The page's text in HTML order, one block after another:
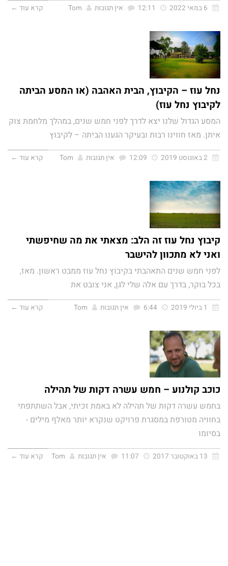
אין תגובות Tom קרא עוד ←
נחל עוז – הקיבוץ, הבית האהבה (או המסע הביתה
לקיבוץ נחל עוז)
המסע הגדול שלנו יצא לדרך לפני חמש שנים, במהלך מלחמת צוק
איתן. מאז חווינו רבות ובעיקר הגענו הביתה – לקיבוץ
אין תגובות Tom קרא עוד ←
קיבוץ נחל עוז זה הלב: מצאתי את מה שחיפשתי
ואני לא מתכוון להישבר
לפני חמש שנים התאהבתי בקיבוץ נחל עוז ממבט ראשון. מאז,
בכל בוקר, בדרך עם אלה שלי לגן, אני צובט את
אין תגובות Tom קרא עוד ←
כוכב קולנוע – חמש עשרה דקות של תהילה
בחמש עשרה דקות של תהילה לא באמת זכיתי, אבל השתתפתי
בחוויה מטורפת במסגרת פרויקט שנקרא יותר מאלף מילים -
בסיומו
אין תגובות Tom קרא עוד ←